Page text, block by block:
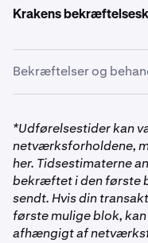
Krakens
Bekræftelser og
*Udførelsestider kan
netværksforholdene,
her. Tidsestimaterne
bekræftet i den første
sendt. Hvis din
første mulige blok,
afhængigt af